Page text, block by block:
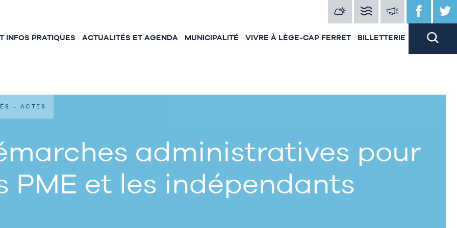
INFOS PRATIQUES ACTUALITÉS ET AGENDA MUNICIPALITÉ VIVRE À LÈGE-CAP FERRET BILLETTERIE
administratives pour
PME et les indépendants
– ACTES